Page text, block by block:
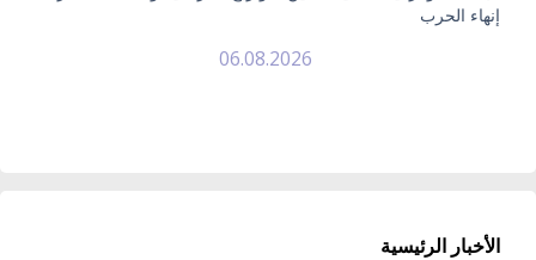
إنهاء الحرب
06.08.2026
الأخبار الرئيسية